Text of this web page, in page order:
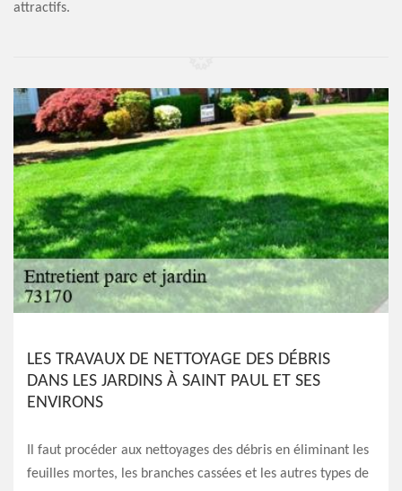
attractifs.
LES TRAVAUX DE NETTOYAGE DES DÉBRIS
DANS LES JARDINS À SAINT PAUL ET SES
ENVIRONS
Il faut procéder aux nettoyages des débris en éliminant les
feuilles mortes, les branches cassées et les autres types de